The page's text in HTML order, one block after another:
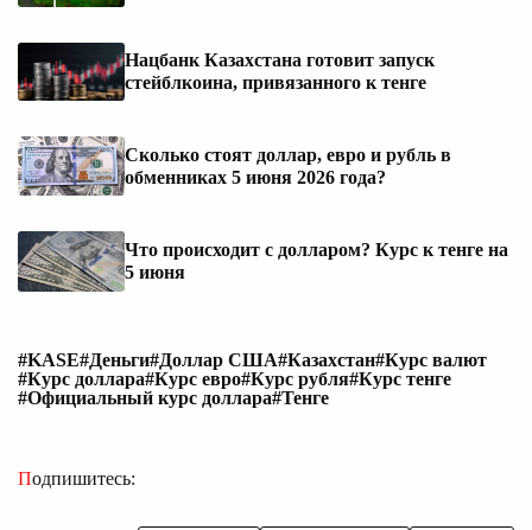
Нацбанк Казахстана готовит запуск
стейблкоина, привязанного к тенге
Сколько стоят доллар, евро и рубль в
обменниках 5 июня 2026 года?
Что происходит с долларом? Курс к тенге на
5 июня
#KASE#Деньги#Доллар США#Казахстан#Курс валют
#Курс доллара#Курс евро#Курс рубля#Курс тенге
#Официальный курс доллара#Тенге
Подпишитесь: